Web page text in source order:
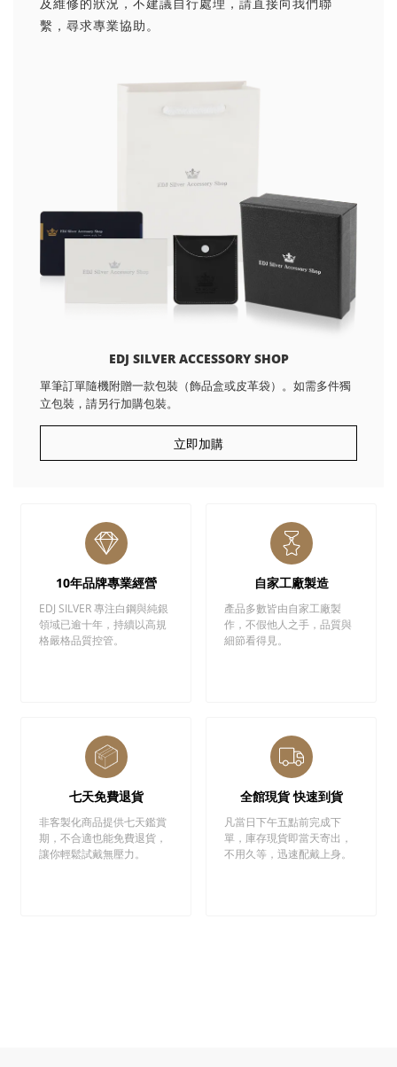
繫，尋求專業協助。
EDJ SILVER ACCESSORY SHOP
單筆訂單隨機附贈一款包裝（飾品盒或皮革袋）。如需多件獨
立包裝，請另行加購包裝。
立即加購
10年品牌專業經營
EDJ SILVER 專注白鋼與純銀
領域已逾十年，持續以高規
格嚴格品質控管。
自家工廠製造
產品多數皆由自家工廠製
作，不假他人之手，品質與
細節看得見。
七天免費退貨
非客製化商品提供七天鑑賞
期，不合適也能免費退貨，
讓你輕鬆試戴無壓力。
全館現貨 快速到貨
凡當日下午五點前完成下
單，庫存現貨即當天寄出，
不用久等，迅速配戴上身。